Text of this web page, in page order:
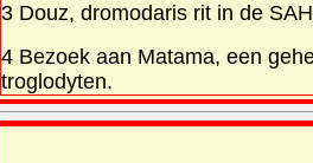
3 Douz, dromodaris rit in de
4 Bezoek aan Matama, een
troglodyten.